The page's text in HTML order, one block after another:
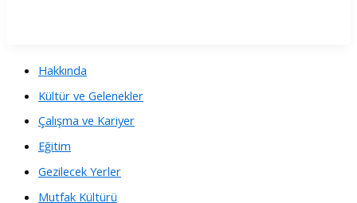
Hakkında
Kültür ve Gelenekler
Çalışma ve Kariyer
Eğitim
Gezilecek Yerler
Mutfak Kültürü